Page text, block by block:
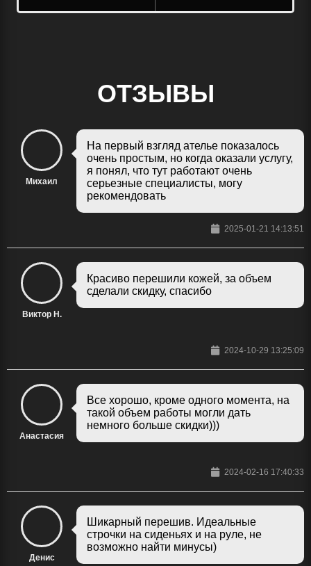
ОТЗЫВЫ
Михаил
На первый взгляд ателье показалось
очень простым, но когда оказали услугу,
я понял, что тут работают очень
серьезные специалисты, могу
рекомендовать
2025-01-21 14:13:51
Виктор Н.
Красиво перешили кожей, за объем
сделали скидку, спасибо
2024-10-29 13:25:09
Анастасия
Все хорошо, кроме одного момента, на
такой объем работы могли дать
немного больше скидки)))
2024-02-16 17:40:33
Денис
Шикарный перешив. Идеальные
строчки на сиденьях и на руле, не
возможно найти минусы)